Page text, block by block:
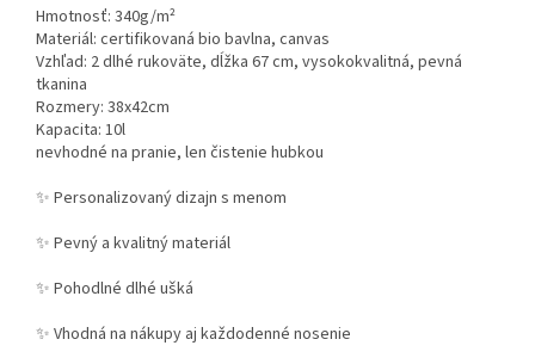
Hmotnosť: 340g/m²
Materiál: certifikovaná bio bavlna, canvas
Vzhľad: 2 dlhé rukoväte, dĺžka 67 cm, vysokokvalitná, pevná
tkanina
Rozmery: 38x42cm
Kapacita: 10l
nevhodné na pranie, len čistenie hubkou
✨ Personalizovaný dizajn s menom
✨ Pevný a kvalitný materiál
✨ Pohodlné dlhé ušká
✨ Vhodná na nákupy aj každodenné nosenie